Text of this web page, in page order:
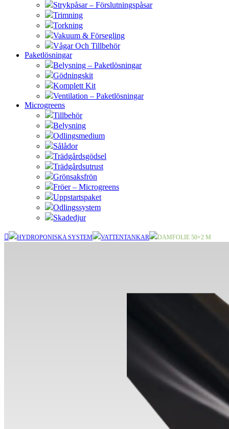
Strykpåsar – Förslutningspåsar
Trimning
Torkning
Vakuum & Försegling
Vågar Och Tillbehör
Paketlösningar
Belysning – Paketlösningar
Gödningskit
Komplett Kit
Ventilation – Paketlösningar
Microgreens
Tillbehör
Belysning
Odlingsmedium
Sålådor
Trädgårdsgödsel
Trädgårdsutrust
Grönsaksfrön
Fröer – Microgreens
Uppstartspaket
Odlingssystem
Skadedjur
HYDROPONISKA SYSTEM VATTENTANKAR DAMFOLIE 50×2 M